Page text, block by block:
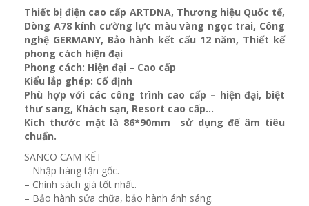
Thiết bị điện cao cấp ARTDNA, Thương hiệu Quốc tế,
Dòng A78 kính cường lực màu vàng ngọc trai, Công
nghệ GERMANY, Bảo hành kết cấu 12 năm, Thiết kế
phong cách hiện đại
Phong cách: Hiện đại – Cao cấp
Kiểu lắp ghép: Cố định
Phù hợp với các công trình cao cấp – hiện đại, biệt
thư sang, Khách sạn, Resort cao cấp…
Kích thước mặt là 86*90mm sử dụng đế âm tiêu
chuẩn.
SANCO CAM KẾT
– Nhập hàng tận gốc.
– Chính sách giá tốt nhất.
– Bảo hành sửa chữa, bảo hành ánh sáng.